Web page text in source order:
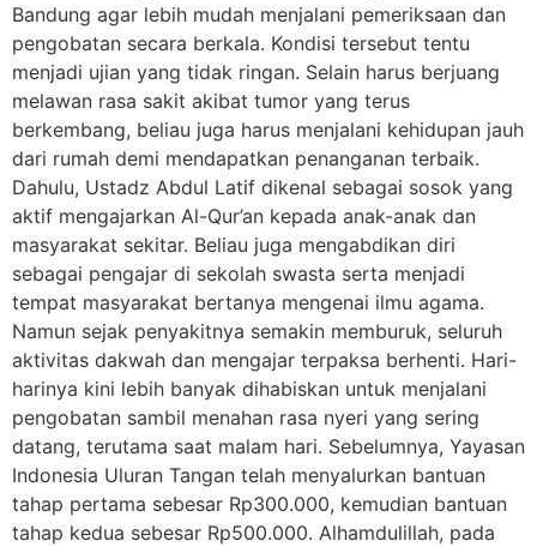
Bandung agar lebih mudah menjalani pemeriksaan dan
pengobatan secara berkala. Kondisi tersebut tentu
menjadi ujian yang tidak ringan. Selain harus berjuang
melawan rasa sakit akibat tumor yang terus
berkembang, beliau juga harus menjalani kehidupan jauh
dari rumah demi mendapatkan penanganan terbaik.
Dahulu, Ustadz Abdul Latif dikenal sebagai sosok yang
aktif mengajarkan Al-Qur’an kepada anak-anak dan
masyarakat sekitar. Beliau juga mengabdikan diri
sebagai pengajar di sekolah swasta serta menjadi
tempat masyarakat bertanya mengenai ilmu agama.
Namun sejak penyakitnya semakin memburuk, seluruh
aktivitas dakwah dan mengajar terpaksa berhenti. Hari-
harinya kini lebih banyak dihabiskan untuk menjalani
pengobatan sambil menahan rasa nyeri yang sering
datang, terutama saat malam hari. Sebelumnya, Yayasan
Indonesia Uluran Tangan telah menyalurkan bantuan
tahap pertama sebesar Rp300.000, kemudian bantuan
tahap kedua sebesar Rp500.000. Alhamdulillah, pada